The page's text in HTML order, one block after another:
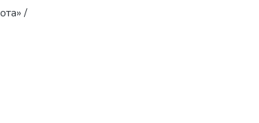
/